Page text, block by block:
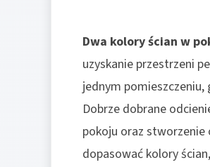
Dwa kolory ścian w
uzyskanie przestrzeni
jednym
Dobrze dobrane
pokoju oraz
dopasować kolory